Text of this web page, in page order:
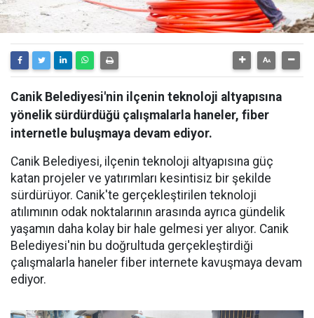
Canik Belediyesi'nin ilçenin teknoloji altyapısına
yönelik sürdürdüğü çalışmalarla haneler, fiber
internetle buluşmaya devam ediyor.
Canik Belediyesi, ilçenin teknoloji altyapısına güç
katan projeler ve yatırımları kesintisiz bir şekilde
sürdürüyor. Canik'te gerçekleştirilen teknoloji
atılımının odak noktalarının arasında ayrıca gündelik
yaşamın daha kolay bir hale gelmesi yer alıyor. Canik
Belediyesi'nin bu doğrultuda gerçekleştirdiği
çalışmalarla haneler fiber internete kavuşmaya devam
ediyor.